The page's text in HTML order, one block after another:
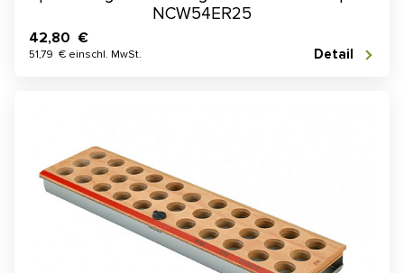
NCW54ER25
42,80 €
51,79 € einschl. MwSt. Detail